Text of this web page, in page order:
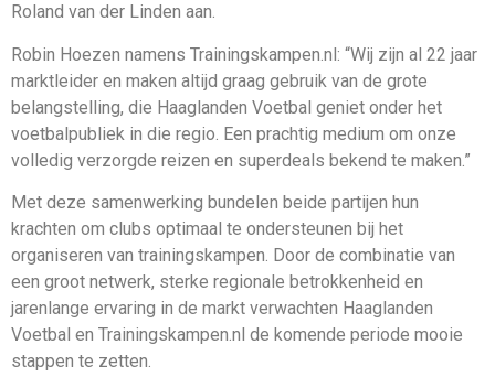
Roland van der Linden aan.
Robin Hoezen namens Trainingskampen.nl: “Wij zijn al 22 jaar
marktleider en maken altijd graag gebruik van de grote
belangstelling, die Haaglanden Voetbal geniet onder het
voetbalpubliek in die regio. Een prachtig medium om onze
volledig verzorgde reizen en superdeals bekend te maken.”
Met deze samenwerking bundelen beide partijen hun
krachten om clubs optimaal te ondersteunen bij het
organiseren van trainingskampen. Door de combinatie van
een groot netwerk, sterke regionale betrokkenheid en
jarenlange ervaring in de markt verwachten Haaglanden
Voetbal en Trainingskampen.nl de komende periode mooie
stappen te zetten.